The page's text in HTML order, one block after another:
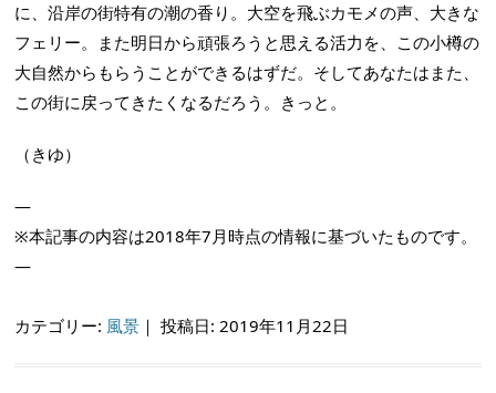
に、沿岸の街特有の潮の香り。大空を飛ぶカモメの声、大きな
フェリー。また明日から頑張ろうと思える活力を、この小樽の
大自然からもらうことができるはずだ。そしてあなたはまた、
この街に戻ってきたくなるだろう。きっと。
（きゆ）
—
※本記事の内容は2018年7月時点の情報に基づいたものです。
—
カテゴリー: 風景 ｜投稿日: 2019年11月22日